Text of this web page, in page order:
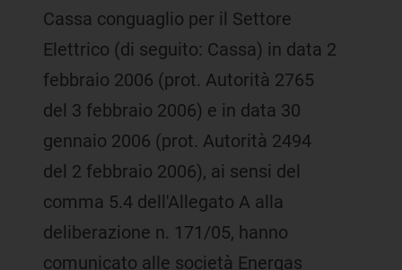
Cassa conguaglio per il Settore
Elettrico (di seguito: Cassa) in data 2
febbraio 2006 (prot. Autorità 2765
del 3 febbraio 2006) e in data 30
gennaio 2006 (prot. Autorità 2494
del 2 febbraio 2006), ai sensi del
comma 5.4 dell'Allegato A alla
deliberazione n. 171/05, hanno
comunicato alle società Energas